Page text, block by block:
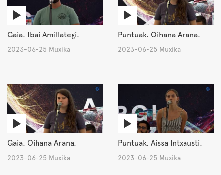
Gaia. Ibai Amillategi.
2023-06-25 Muxika
Puntuak. Oihana Arana.
2023-06-25 Muxika
Gaia. Oihana Arana.
2023-06-25 Muxika
Puntuak. Aissa Intxausti.
2023-06-25 Muxika